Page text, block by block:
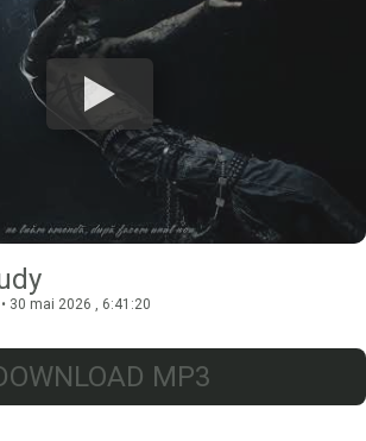
30 mai 2026 , 6:41:20
MP3